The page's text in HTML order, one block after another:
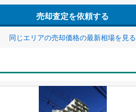
売却査定を依頼する
同じエリアの売却価格の最新相場を見る